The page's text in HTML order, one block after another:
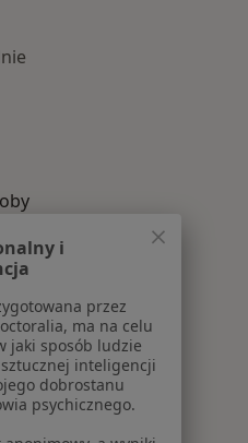
w Warszawie
w Warszawie
i
przez
ma na celu
jaki sposób ludzie
inteligencji
dobrostanu
psychicznego.